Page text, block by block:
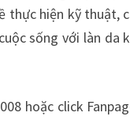
thực hiện kỹ thuật,
sống với làn da
hoặc click